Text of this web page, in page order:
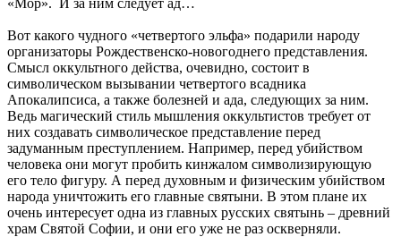
Вот какого чудного «четвертого эльфа» подарили народу
организаторы Рождественско-новогоднего представления.
Смысл оккультного действа, очевидно, состоит в
символическом вызывании четвертого всадника
Апокалипсиса, а также болезней и ада, следующих за ним.
Ведь магический стиль мышления оккультистов требует от
них создавать символическое представление перед
задуманным преступлением. Например, перед убийством
человека они могут пробить кинжалом символизирующую
его тело фигуру. А перед духовным и физическим убийством
народа уничтожить его главные святыни. В этом плане их
очень интересует одна из главных русских святынь – древний
храм Святой Софии, и они его уже не раз оскверняли.